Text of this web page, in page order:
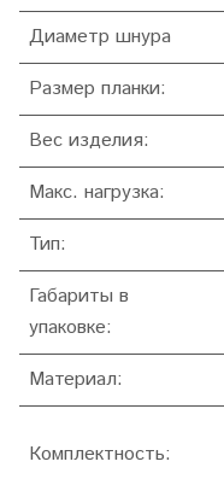
Диаметр шнура
Размер планки:
Вес изделия:
Макс. нагрузка:
Тип:
Габариты в
упаковке:
Материал:
Комплектность: